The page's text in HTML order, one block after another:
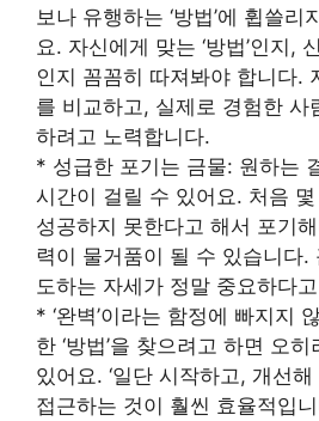
보나 유행하는 ‘방법’에 휩쓸리
요. 자신에게 맞는 ‘방법’인지,
인지 꼼꼼히 따져봐야 합니다.
를 비교하고, 실제로 경험한 사
하려고 노력합니다.
* 성급한 포기는 금물: 원하는
시간이 걸릴 수 있어요. 처음
성공하지 못한다고 해서 포기
력이 물거품이 될 수 있습니다.
도하는 자세가 정말 중요하다
* ‘완벽’이라는 함정에 빠지지
한 ‘방법’을 찾으려고 하면 오
있어요. ‘일단 시작하고, 개선해
접근하는 것이 훨씬 효율적입